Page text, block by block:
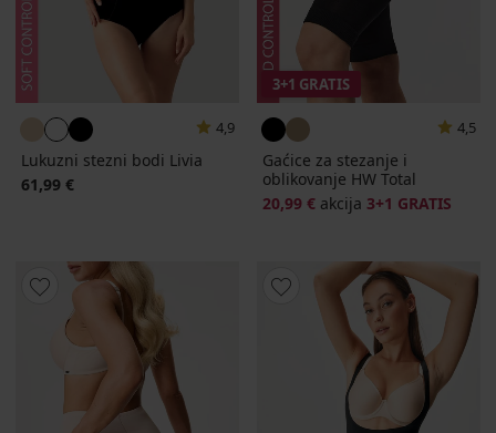
4,9
Lukuzni stezni bodi Livia
61,99 €
3+1 GRATIS
4,5
Gaćice za stezanje i
oblikovanje HW Total
20,99 € akcija 3+1 GRATIS